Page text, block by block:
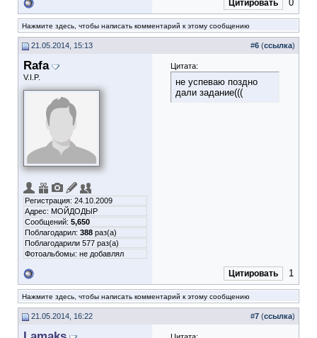
Цитировать 0
Нажмите здесь, чтобы написать комментарий к этому сообщению
21.05.2014, 15:13 #6 (ссылка)
Rafa
V.I.P.
Регистрация: 24.10.2009
Адрес: МОЙДОДЫР
Сообщений: 5,650
Поблагодарил: 388 раз(а)
Поблагодарили 577 раз(а)
Фотоальбомы: не добавлял
Цитата:
не успеваю поздно
дали задание(((
Цитировать 1
Нажмите здесь, чтобы написать комментарий к этому сообщению
21.05.2014, 16:22 #7 (ссылка)